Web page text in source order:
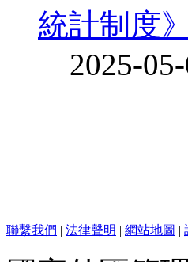
統計制度》
2025-
聯繫我們 | 法律聲明 | 網站地圖 |